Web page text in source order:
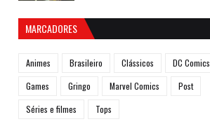
MARCADORES
Animes Brasileiro Clássicos
DC Comics
Games
Gringo Marvel Comics
Post
Séries e filmes
Tops